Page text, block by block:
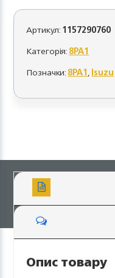
Артикул:1157290760
Категорія:8PA1
Позначки:8PA1,Isuzu
Опис товару